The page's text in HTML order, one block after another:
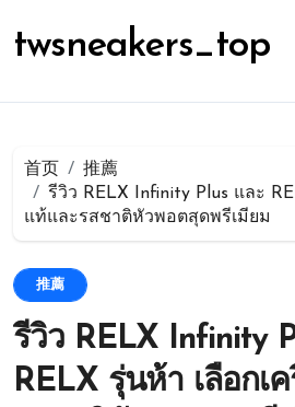
容
twsneakers_top
首页
推薦
รีวิว RELX Infinity Plus และ
แท้และรสชาติหัวพอตสุดพรีเมียม
推薦
รีวิว RELX Infinity
RELX รุ่นห้า เลือกเ